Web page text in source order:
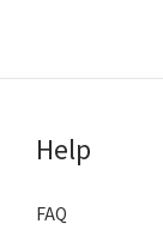
Help
FAQ